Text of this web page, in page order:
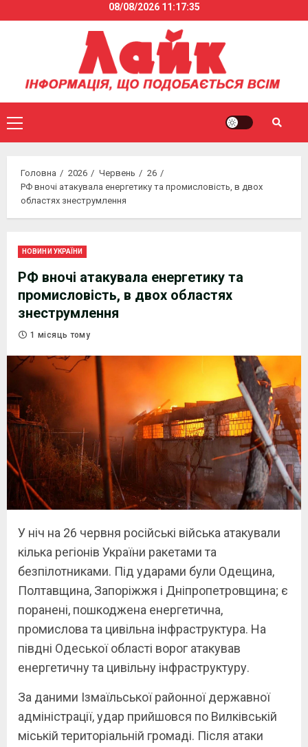
to
08/08/2026 11:17:35
Primary
Menu
Головна 2026 Червень
26
РФ вночі атакувала енергетику та промисловість, в двох
областях знеструмлення
НОВИНИ УКРАЇНИ
РФ вночі атакувала енергетику та
промисловість, в двох областях
знеструмлення
1 місяць тому
У ніч на 26 червня російські війська атакували
кілька регіонів України ракетами та
безпілотниками. Під ударами були Одещина,
Полтавщина, Запоріжжя і Дніпропетровщина; є
поранені, пошкоджена енергетична,
промислова та цивільна інфраструктура. На
півдні Одеської області ворог атакував
енергетичну та цивільну інфраструктуру.
За даними Ізмаїльської районної державної
адміністрації, удар прийшовся по Вилківській
міській територіальній громаді. Після атаки